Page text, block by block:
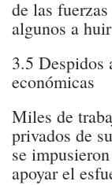
de las
algunos a
3.5 Despidos
económicas
Miles de
privados de
se
apoyar el